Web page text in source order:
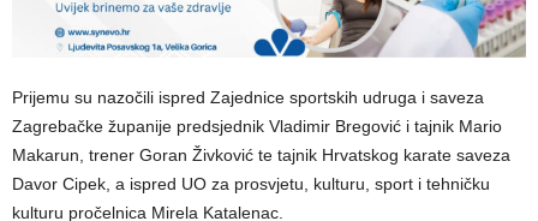
Prijemu su nazočili ispred Zajednice sportskih udruga i saveza
Zagrebačke županije predsjednik Vladimir Bregović i tajnik Mario
Makarun, trener Goran Živković te tajnik Hrvatskog karate saveza
Davor Cipek, a ispred UO za prosvjetu, kulturu, sport i tehničku
kulturu pročelnica Mirela Katalenac.